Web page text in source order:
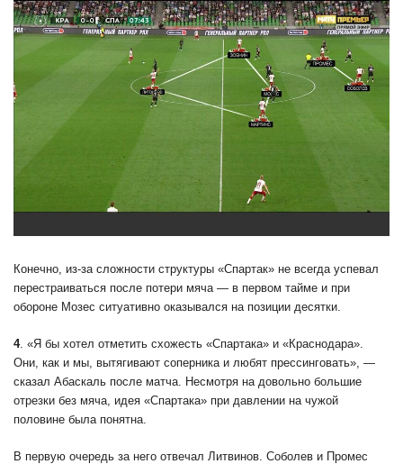
Конечно, из-за сложности структуры «Спартак» не всегда успевал
перестраиваться после потери мяча — в первом тайме и при
обороне Мозес ситуативно оказывался на позиции десятки.
4. «Я бы хотел отметить схожесть «Спартака» и «Краснодара».
Они, как и мы, вытягивают соперника и любят прессинговать», —
сказал Абаскаль после матча. Несмотря на довольно большие
отрезки без мяча, идея «Спартака» при давлении на чужой
половине была понятна.
В первую очередь за него отвечал Литвинов. Соболев и Промес